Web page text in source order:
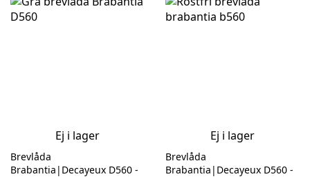
Ej i lager
Brevlåda
Brabantia|Decayeux D560 -
Ej i lager
Brevlåda
Brabantia|Decayeux D560 -